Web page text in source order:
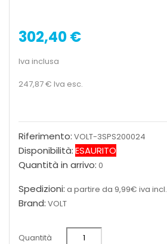
302,40 €
Iva inclusa
247,87 € Iva esc.
Riferimento: VOLT-3SPS200024
Disponibilità:ESAURITO
Quantità in arrivo: 0
Spedizioni: a partire da 9,99€ iva incl.
Brand: VOLT
Quantità